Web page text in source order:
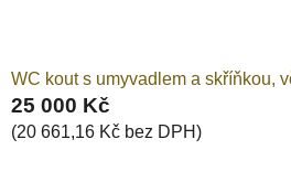
WC kout s umyvadlem a skříňkou,
25 000 Kč
(20 661,16 Kč bez DPH)